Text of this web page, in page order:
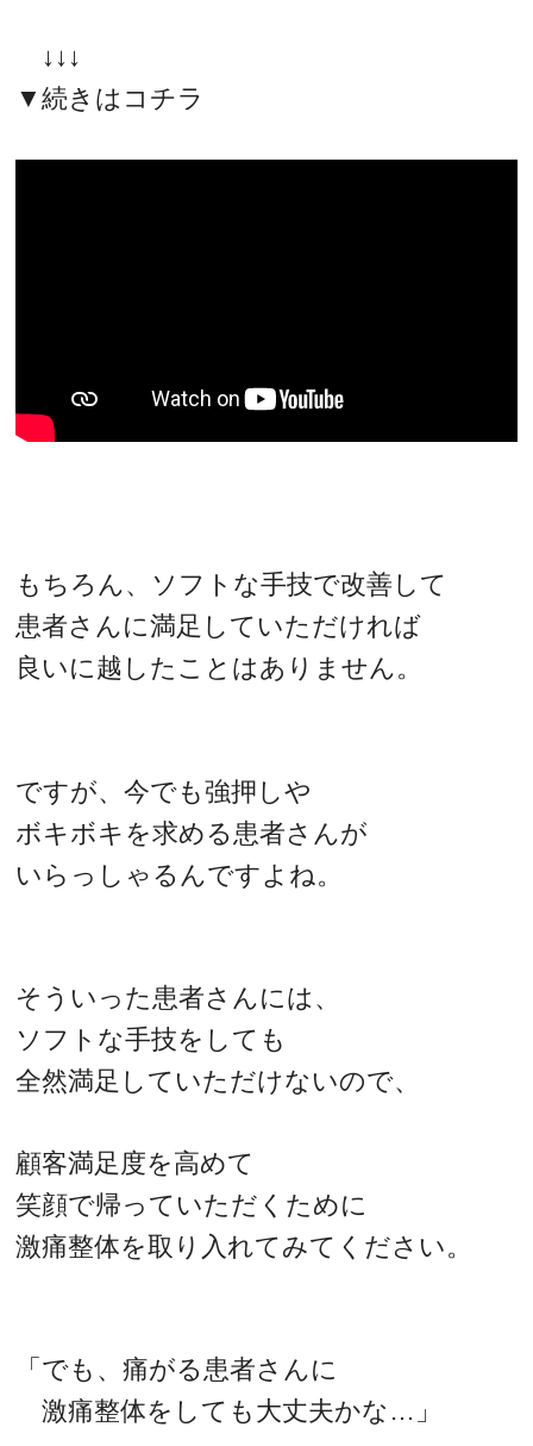
↓↓↓
▼続きはコチラ
もちろん、ソフトな手技で改善して
患者さんに満足していただければ
良いに越したことはありません。
ですが、今でも強押しや
ボキボキを求める患者さんが
いらっしゃるんですよね。
そういった患者さんには、
ソフトな手技をしても
全然満足していただけないので、
顧客満足度を高めて
笑顔で帰っていただくために
激痛整体を取り入れてみてください。
「でも、痛がる患者さんに
激痛整体をしても大丈夫かな…」